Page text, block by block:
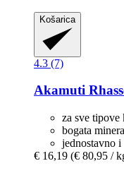
Košarica
4.3 (7)
Akamuti
za sve tipove
bogata
jednostavno
€ 16,19 (€ 80,95 /